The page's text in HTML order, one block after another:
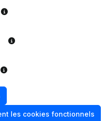
les cookies fonctionnels